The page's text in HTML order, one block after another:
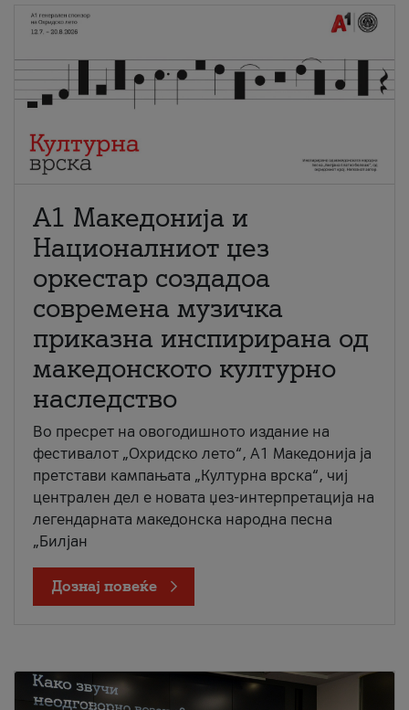
А1 Македонија и
Националниот џез
оркестар создадоа
современа музичка
приказна инспирирана од
македонското културно
наследство
Во пресрет на овогодишното издание на
фестивалот „Охридско лето“, А1 Македонија ја
претстави кампањата „Културна врска“, чиј
централен дел е новата џез-интерпретација на
легендарната македонска народна песна
„Билјан
Дознај повеќе